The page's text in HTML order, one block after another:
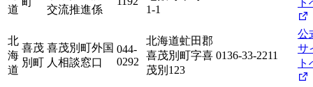
道
交流推進係
1-1
ト
北
海
道
喜茂
別町
喜茂別町外国
人相談窓口
044-
0292
北海道虻田郡
喜茂別町字喜
茂別123
0136-33-2211
公
サ
ト